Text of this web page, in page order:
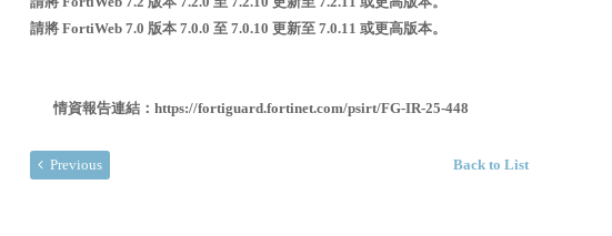
請將 FortiWeb 7.0 版本 7.0.0 至 7.0.10 更新至 7.0.11 或更高版本。
情資報告連結：https://fortiguard.fortinet.com/psirt/FG-IR-25-448
Previous Back to List